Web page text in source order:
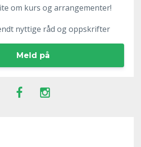
om kurs og arrangementer!
nyttige råd og oppskrifter
Meld på